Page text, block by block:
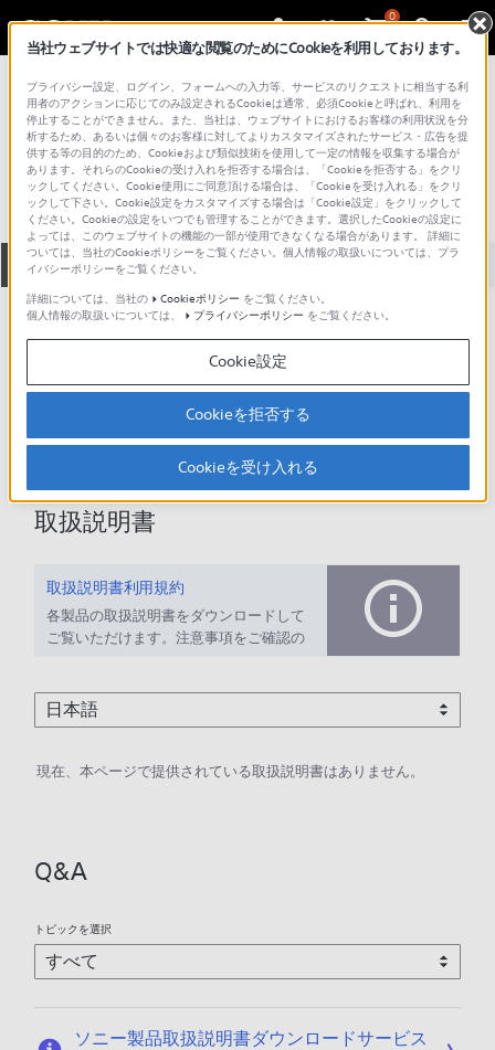
0
総合サポート・お問い合わせ プロフェッショナル／業務用
MKS-8702
全て ダウンロード 取扱説明書 Q&A
ダウンロード
取扱説明書
取扱説明書利用規約
各製品の取扱説明書をダウンロードして
ご覧いただけます。注意事項をご確認の
現在、本ページで提供されている取扱説明書はありません。
Q&A
トピックを選択
ソニー製品取扱説明書ダウンロードサービス
当社ウェブサイトでは快適な閲覧のためにCookieを利用しております。
プライバシー設定、ログイン、フォームへの入力等、サービスのリクエストに相当する利
用者のアクションに応じてのみ設定されるCookieは通常、必須Cookieと呼ばれ、利用を
停止することができません。また、当社は、ウェブサイトにおけるお客様の利用状況を分
析するため、あるいは個々のお客様に対してよりカスタマイズされたサービス・広告を提
供する等の目的のため、Cookieおよび類似技術を使用して一定の情報を収集する場合が
あります。それらのCookieの受け入れを拒否する場合は、「Cookieを拒否する」をクリ
ックしてください。Cookie使用にご同意頂ける場合は、「Cookieを受け入れる」をクリ
ックして下さい。Cookie設定をカスタマイズする場合は「Cookie設定」をクリックして
ください。Cookieの設定をいつでも管理することができます。選択したCookieの設定に
よっては、このウェブサイトの機能の一部が使用できなくなる場合があります。 詳細に
ついては、当社のCookieポリシーをご覧ください。個人情報の取扱いについては、プラ
イバシーポリシーをご覧ください。
詳細については、当社の
Cookieポリシー をご覧ください。
個人情報の取扱いについては、
プライバシーポリシー をご覧ください。
Cookie設定
Cookieを拒否する
Cookieを受け入れる